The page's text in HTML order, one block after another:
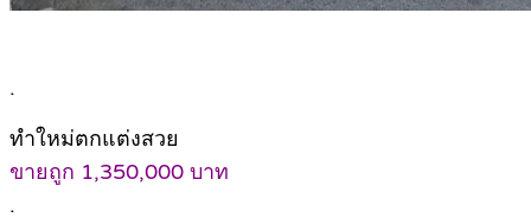
.
ทำใหม่ตกแต่งสวย
ขายถูก 1,350,000 บาท
.